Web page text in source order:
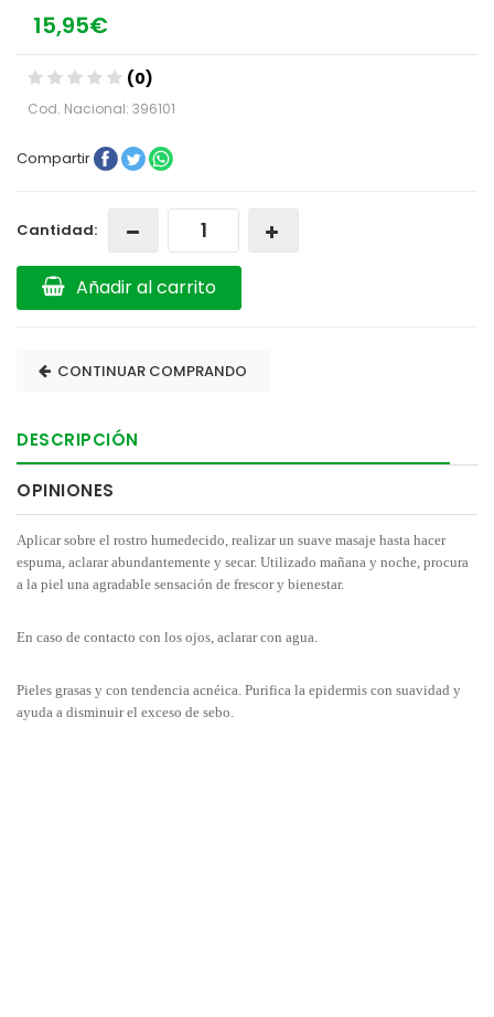
15,95€
(0)
Cod. Nacional: 396101
Compartir
Cantidad:
Añadir al carrito
CONTINUAR COMPRANDO
DESCRIPCIÓN
OPINIONES
Aplicar sobre el rostro humedecido, realizar un suave masaje hasta hacer
espuma, aclarar abundantemente y secar. Utilizado mañana y noche, procura
a la piel una agradable sensación de frescor y bienestar.
En caso de contacto con los ojos, aclarar con agua.
Pieles grasas y con tendencia acnéica. Purifica la epidermis con suavidad y
ayuda a disminuir el exceso de sebo.